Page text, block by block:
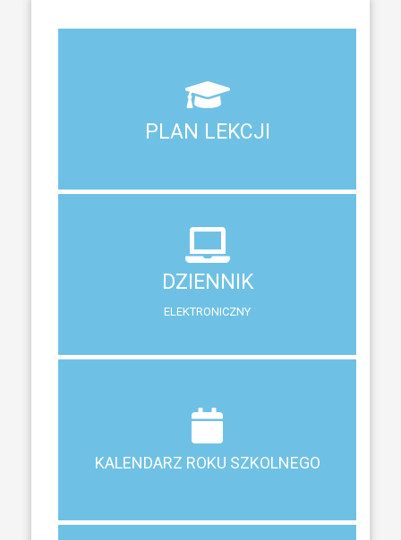
PLAN LEKCJI
PLAN LEKCJI
DZIENNIK
ELEKTRONICZNY
DZIENNIK
ELEKTRONICZNY
System zewnętrzny do śledzenia postępów w nauce
KALENDARZ ROKU SZKOLNEGO
KALENDARZ ROKU SZKOLNEGO
Terminy ferii, matur, zebrań i klasyfikacji